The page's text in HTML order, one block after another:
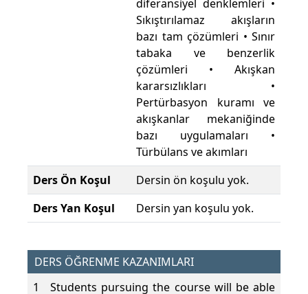
diferansiyel denklemleri •
Sıkıştırılamaz akışların
bazı tam çözümleri • Sınır
tabaka ve benzerlik
çözümleri • Akışkan
kararsızlıkları •
Pertürbasyon kuramı ve
akışkanlar mekaniğinde
bazı uygulamaları •
Türbülans ve akımları
Ders Ön Koşul
Dersin ön koşulu yok.
Ders Yan Koşul
Dersin yan koşulu yok.
DERS ÖĞRENME KAZANIMLARI
1
Students pursuing the course will be able